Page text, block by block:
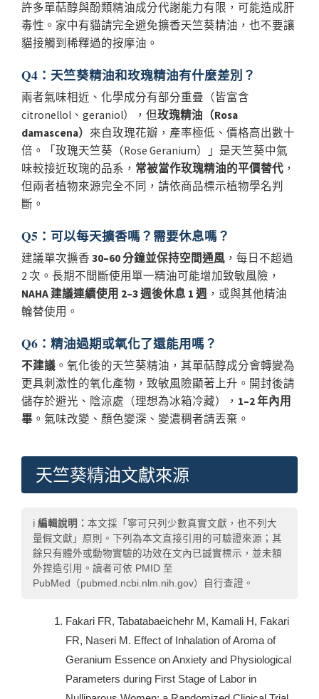
許多單萜醇與酚類精油成分代謝能力有限，可能造成肝
毒性。家中有貓請完全避免擴香天竺葵精油，也不要讓
貓接觸到稀釋過的按摩油。
Q4：天竺葵精油和玫瑰精油有什麼差別？
兩者氣味相近、化學成分有部分重疊（皆富含
citronellol、geraniol），但玫瑰精油（Rosa
damascena） 來自玫瑰花瓣，產率極低、價格高出數十
倍。「玫瑰天竺葵（Rose Geranium）」是天竺葵中氣
味較接近玫瑰的品系， 常被當作玫瑰精油的平價替代 ，
但兩者植物來源完全不同，請依商品標示植物學名判
斷。
Q5：可以每天擴香嗎？需要休息嗎？
建議單次擴香 30–60 分鐘並保持空間通風 ，每日不超過
2 次。長期不間斷使用單一精油可能增加致敏風險，
NAHA 建議連續使用 2–3 週後休息 1 週 ，或與其他精油
輪替使用。
Q6：精油過期或氧化了還能用嗎？
不建議 。氧化後的天竺葵精油，其單萜醇成分會轉變為
更具刺激性的氧化產物，致敏風險顯著上升。開封後請
儲存於避光、陰涼處（理想為冰箱冷藏）， 1–2 年內用
畢 。氣味改變、顏色變深、變濃稠者請丟棄。
天竺葵精油文獻來源
ℹ️ 編輯說明： 本文採「寧可只列少數真實文獻，也不列大
量假文獻」原則。下列為本文直接引用的可驗證來源；其
餘只有體外或動物實驗的功效在文內已誠實標示，並未額
外捏造引用。讀者可依 PMID 至
PubMed（pubmed.ncbi.nlm.nih.gov）自行查證。
Fakari FR, Tabatabaeichehr M, Kamali H, Fakari
FR, Naseri M. Effect of Inhalation of Aroma of
Geranium Essence on Anxiety and Physiological
Parameters during First Stage of Labor in